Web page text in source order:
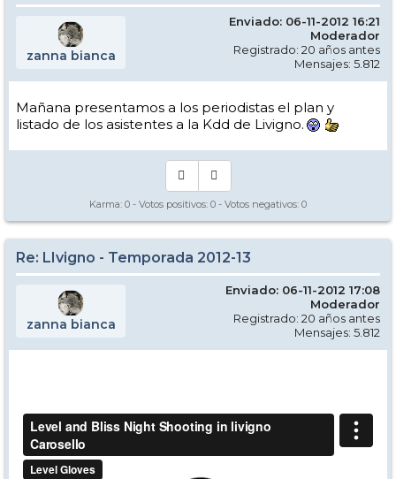
zanna bianca
Enviado: 06-11-2012 16:21
Moderador
Registrado: 20 años antes
Mensajes: 5.812
Mañana presentamos a los periodistas el plan y
listado de los asistentes a la Kdd de Livigno.
Karma: 0 - Votos positivos: 0 - Votos negativos: 0
Re: LIvigno - Temporada 2012-13
zanna bianca
Enviado: 06-11-2012 17:08
Moderador
Registrado: 20 años antes
Mensajes: 5.812